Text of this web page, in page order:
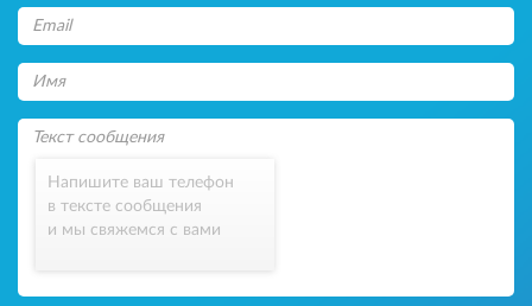
Напишите ваш телефон
в тексте сообщения
и мы свяжемся с вами